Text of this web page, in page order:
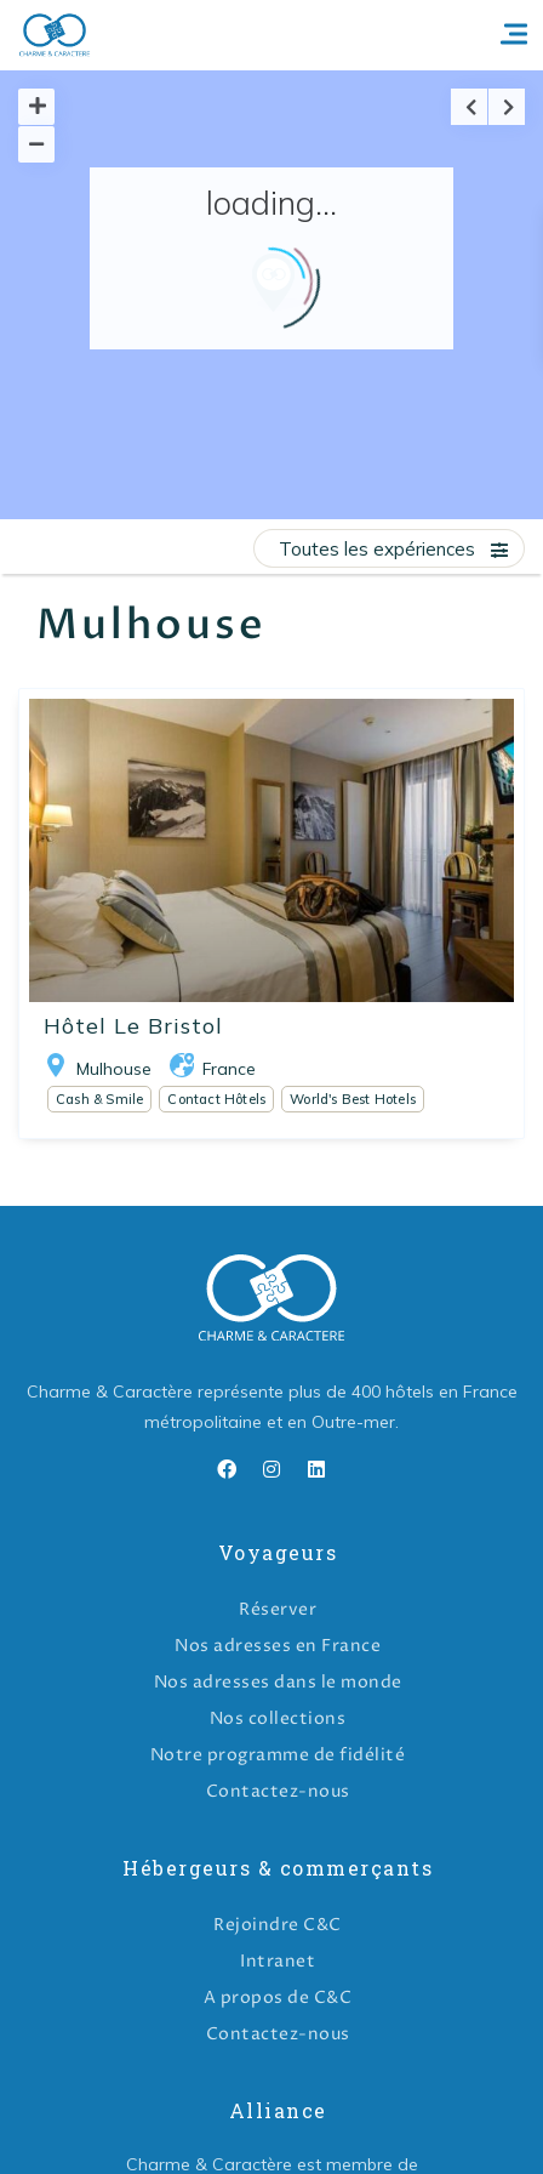
Accueil
Nos adresses en France
loading...
Mulhouse
Toutes les expériences
Hôtel Le Bristol
Mulhouse France
Cash & Smile Contact Hôtels World's Best Hotels
Charme & Caractère représente plus de 400 hôtels en France
métropolitaine et en Outre-mer.
Voyageurs
Réserver
Nos adresses en France
Nos adresses dans le monde
Nos collections
Notre programme de fidélité
Contactez-nous
Hébergeurs & commerçants
Rejoindre C&C
Intranet
A propos de C&C
Contactez-nous
Alliance
Charme & Caractère est membre de